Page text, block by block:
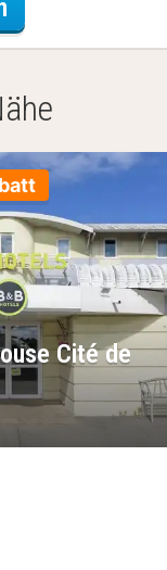
Cité de